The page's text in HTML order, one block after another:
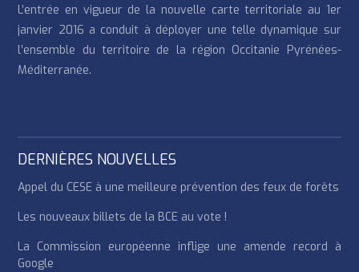
L’entrée en vigueur de la nouvelle carte territoriale au 1er
janvier 2016 a conduit à déployer une telle dynamique sur
l’ensemble du territoire de la région Occitanie Pyrénées-
Méditerranée.
DERNIÈRES NOUVELLES
Appel du CESE à une meilleure prévention des feux de forêts
Les nouveaux billets de la BCE au vote !
La Commission européenne inflige une amende record à
Google